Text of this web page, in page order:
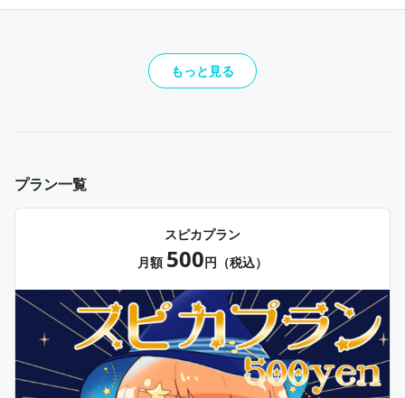
もっと見る
プラン一覧
スピカプラン
月額 500円（税込）